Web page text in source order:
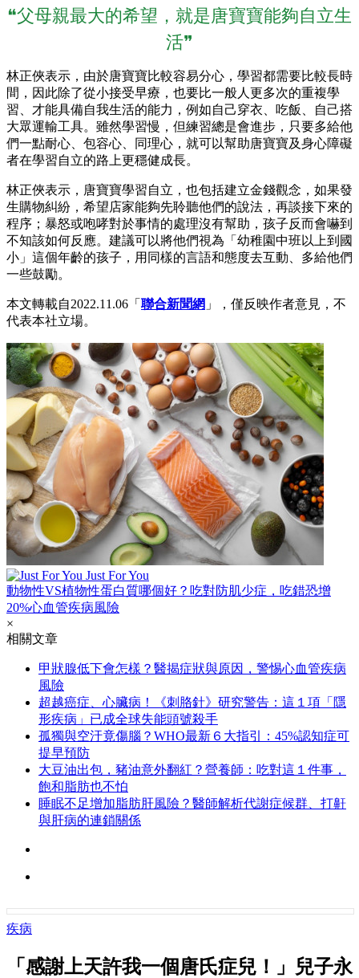
❝父母親最大的希望，就是唐寶寶能夠自立生
活❞
林正俠表示，由於唐寶寶比較容易分心，學習都需要比較長時
間，因此除了從小接受早療，也要比一般人更多次的重複學
習、才能具備自我生活的能力，例如自己穿衣、吃飯、自己搭
大眾運輸工具。雖然學習慢，但練習總是會進步，只要多給他
們一點耐心、包容心、同理心，就可以幫助唐寶寶及身心障礙
者在學習自立的路上更穩健成長。
林正俠表示，唐寶寶學習自立，也包括建立金錢觀念，如果發
生購物糾紛，希望店家能夠先聆聽他們的說法，再談接下來的
程序；暴怒或咆哮對於事情的處理沒有幫助，孩子反而會嚇到
不知該如何反應。建議可以將他們視為「幼稚園中班以上到國
小」這個年齡的孩子，用同樣的言語和態度去互動、多給他們
一些鼓勵。
本文轉載自2022.11.06「 聯合新聞網 」，僅反映作者意見，不
代表本社立場。
Just For You
動物性VS植物性蛋白質哪個好？吃對防肌少症，吃錯恐增
20%心血管疾病風險
×
相關文章
甲狀腺低下會怎樣？醫揭症狀與原因，警惕心血管疾病
風險
超越癌症、心臟病！《刺胳針》研究警告：這１項「隱
形疾病」已成全球失能頭號殺手
孤獨與空汙竟傷腦？WHO最新６大指引：45%認知症可
提早預防
大豆油出包，豬油意外翻紅？營養師：吃對這１件事，
飽和脂肪也不怕
睡眠不足增加脂肪肝風險？醫師解析代謝症候群、打鼾
與肝病的連鎖關係
疾病
「感謝上天許我一個唐氏症兒！」兒子永